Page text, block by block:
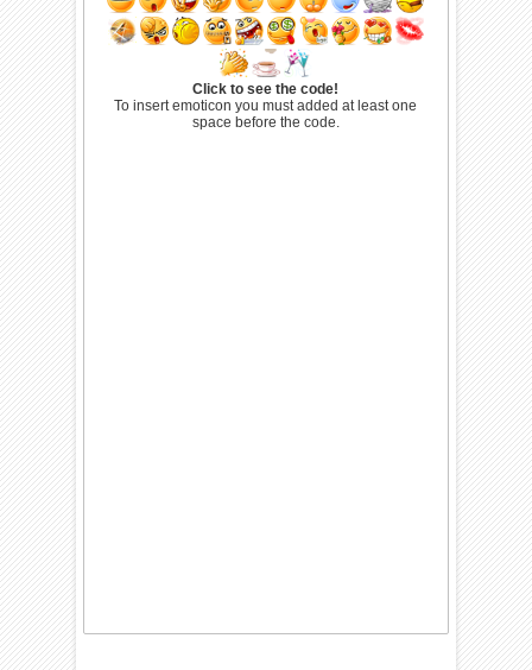
Click to see the code!
To insert emoticon you must added at least one
space before the code.